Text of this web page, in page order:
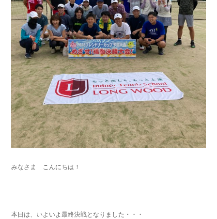
みなさま こんにちは！
本日は、いよいよ最終決戦となりました・・・